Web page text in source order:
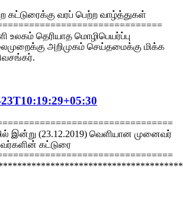
கட்டுரைக்கு வரப் பெற்ற வாழ்த்துகள்
உலகம் தெரியாத மொழிபெயர்ப்பு
அறிமுகம் செய்தமைக்கு மிக்க
இன்று (23.12.2019) வெளியான முனைவர்
கட்டுரை